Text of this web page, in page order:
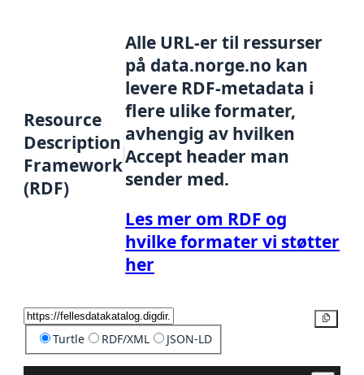
Resource
Description
Framework
(RDF)
Alle URL-er til ressurser
på data.norge.no kan
levere RDF-metadata i
flere ulike formater,
avhengig av hvilken
Accept header man
sender med.
Les mer om RDF og
hvilke formater vi støtter
her
Turtle RDF/XML JSON-LD